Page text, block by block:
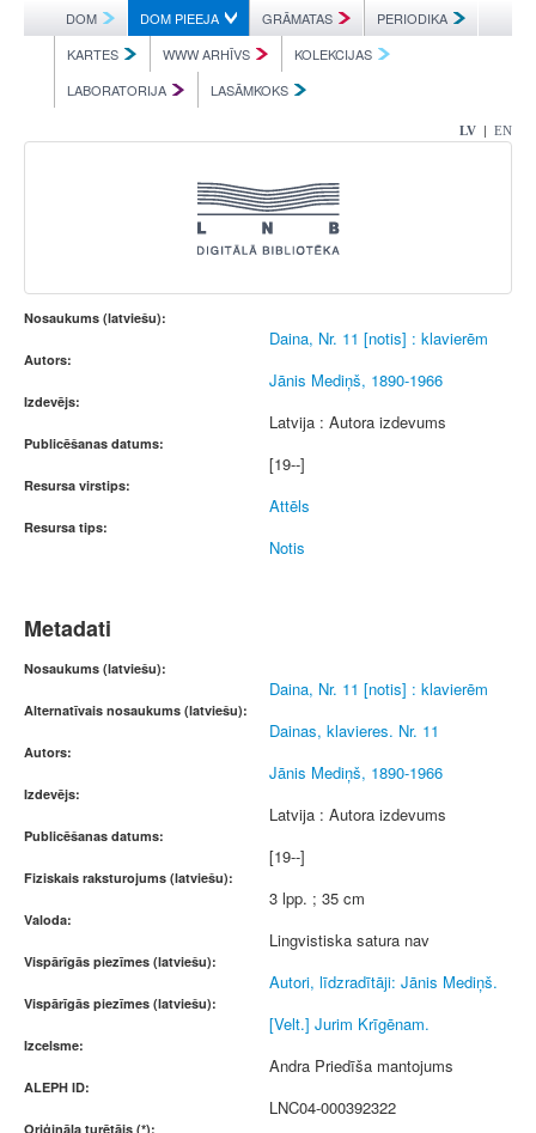
DOM DOM PIEEJA GRĀMATAS
PERIODIKA
KARTES
WWW ARHĪVS
KOLEKCIJAS
LABORATORIJA
LASĀMKOKS
LV | EN
Nosaukums (latviešu):
Daina, Nr. 11 [notis] : klavierēm
Autors:
Jānis Mediņš, 1890-1966
Izdevējs:
Latvija : Autora izdevums
Publicēšanas datums:
[19--]
Resursa virstips:
Attēls
Resursa tips:
Notis
Metadati
Nosaukums (latviešu):
Daina, Nr. 11 [notis] : klavierēm
Alternatīvais nosaukums (latviešu):
Dainas, klavieres. Nr. 11
Autors:
Jānis Mediņš, 1890-1966
Izdevējs:
Latvija : Autora izdevums
Publicēšanas datums:
[19--]
Fiziskais raksturojums (latviešu):
3 lpp. ; 35 cm
Valoda:
Lingvistiska satura nav
Vispārīgās piezīmes (latviešu):
Autori, līdzradītāji: Jānis Mediņš.
Vispārīgās piezīmes (latviešu):
[Velt.] Jurim Krīgēnam.
Izcelsme:
Andra Priedīša mantojums
ALEPH ID:
LNC04-000392322
Oriģināla turētājs (*):